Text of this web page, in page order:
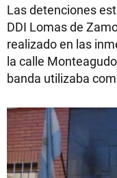
Las detenciones
DDI Lomas de
realizado en las
la calle
banda utilizaba